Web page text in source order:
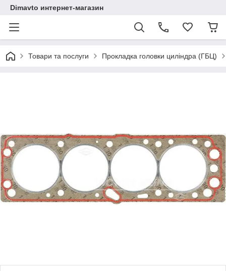
Dimavto интернет-магазин
Товари та послуги Прокладка головки циліндра (ГБЦ)